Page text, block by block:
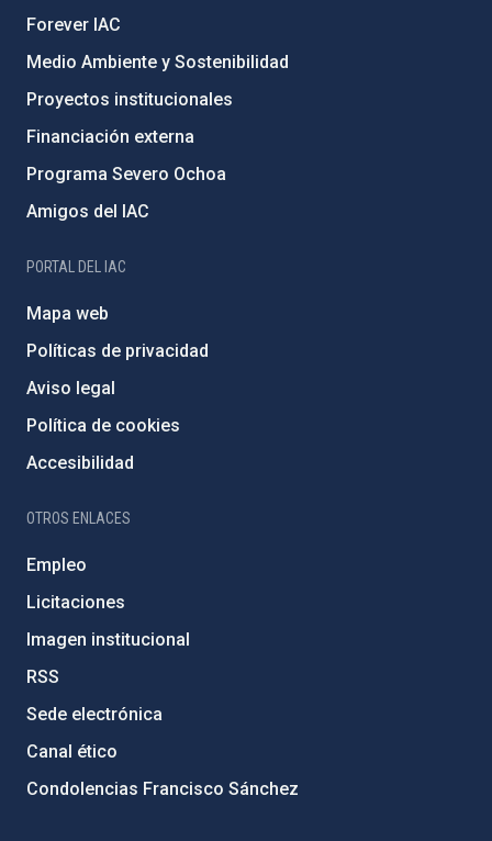
Forever IAC
Medio Ambiente y Sostenibilidad
Proyectos institucionales
Financiación externa
Programa Severo Ochoa
Amigos del IAC
PORTAL DEL IAC
Mapa web
Políticas de privacidad
Aviso legal
Política de cookies
Accesibilidad
OTROS ENLACES
Empleo
Licitaciones
Imagen institucional
RSS
Sede electrónica
Canal ético
Condolencias Francisco Sánchez